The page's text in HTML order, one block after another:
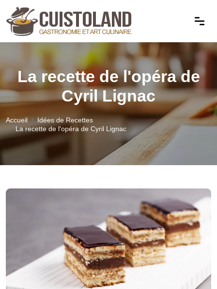
La recette de l'opéra de
Cyril Lignac
Accueil
Idées de Recettes
La recette de l'opéra de Cyril Lignac